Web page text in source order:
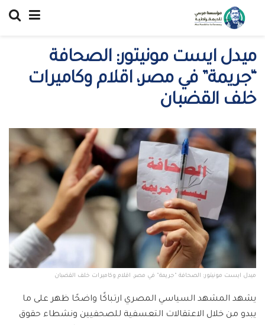
ميدل ايست مونيتور: الصحافة
“جريمة” في مصر، اقلام وكاميرات
خلف القضبان
ميدل ايست مونيتور: الصحافة "جريمة" في مصر، اقلام وكاميرات خلف القضبان
يشهد المشهد السياسي المصري ارتباكًا واضحًا ظهر على ما
يبدو من خلال الاعتقالات التعسفية للصحفيين ونشطاء حقوق